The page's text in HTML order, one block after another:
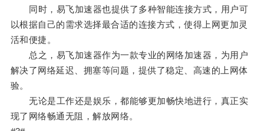
同时，易飞加速器也提供了多种智能连接方式，用户可
以根据自己的需求选择最合适的连接方式，使得上网更加灵
活和便捷。
总之，易飞加速器作为一款专业的网络加速器，为用户
解决了网络延迟、拥塞等问题，提供了稳定、高速的上网体
验。
无论是工作还是娱乐，都能够更加畅快地进行，真正实
现了网络畅通无阻，解放网络。